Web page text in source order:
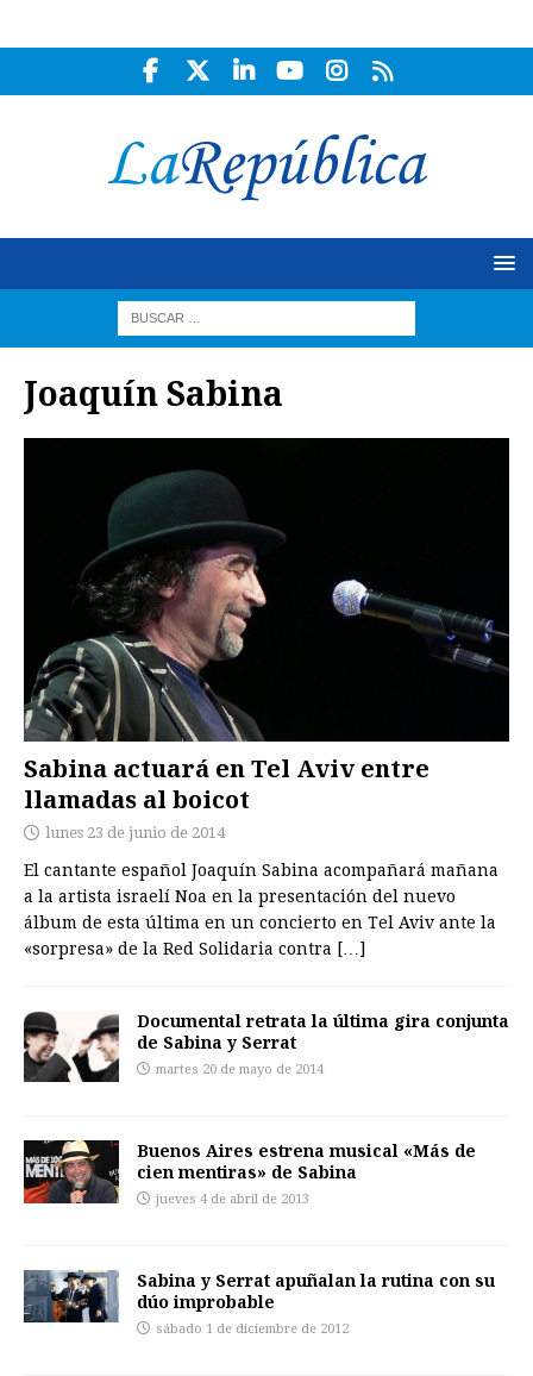
Joaquín Sabina
Sabina actuará en Tel Aviv entre
llamadas al boicot
lunes 23 de junio de 2014
El cantante español Joaquín Sabina acompañará mañana
a la artista israelí Noa en la presentación del nuevo
álbum de esta última en un concierto en Tel Aviv ante la
«sorpresa» de la Red Solidaria contra […]
Documental retrata la última gira conjunta
de Sabina y Serrat
martes 20 de mayo de 2014
Buenos Aires estrena musical «Más de
cien mentiras» de Sabina
jueves 4 de abril de 2013
Sabina y Serrat apuñalan la rutina con su
dúo improbable
sábado 1 de diciembre de 2012